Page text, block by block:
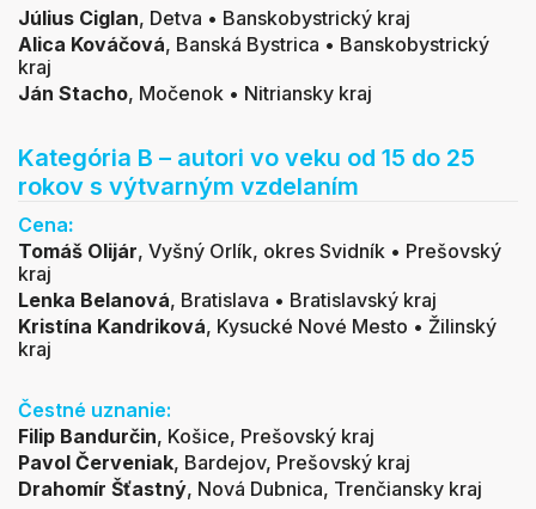
Július Ciglan, Detva • Banskobystrický kraj
Alica Kováčová, Banská Bystrica • Banskobystrický
kraj
Ján Stacho, Močenok • Nitriansky kraj
Kategória B – autori vo veku od 15 do 25
rokov s výtvarným vzdelaním
Cena:
Tomáš Olijár, Vyšný Orlík, okres Svidník • Prešovský
kraj
Lenka Belanová, Bratislava • Bratislavský kraj
Kristína Kandriková, Kysucké Nové Mesto • Žilinský
kraj
Čestné uznanie:
Filip Bandurčin, Košice, Prešovský kraj
Pavol Červeniak, Bardejov, Prešovský kraj
Drahomír Šťastný, Nová Dubnica, Trenčiansky kraj